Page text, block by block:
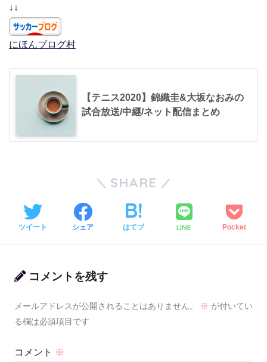
↓↓
にほんブログ村
【テニス2020】錦織圭&大坂なおみの
試合放送/中継/ネット配信まとめ
SHARE
ツイート シェア はてブ LINE Pocket
コメントを残す
メールアドレスが公開されることはありません。 ※ が付いてい
る欄は必須項目です
コメント ※